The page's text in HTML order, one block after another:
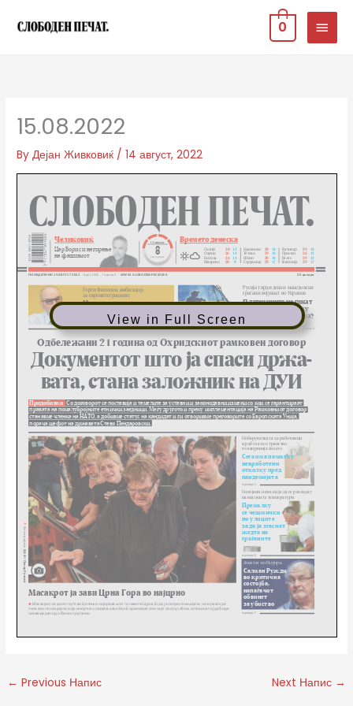
MAIN
0
15.08.2022
ByДејан Живковиќ /14 август, 2022
View in Full Screen
← Previous Напис Next Напис →